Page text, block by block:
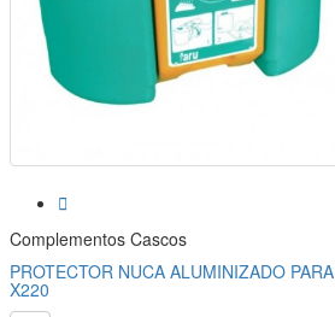

Complementos Cascos
PROTECTOR NUCA ALUMINIZADO PARA
X220